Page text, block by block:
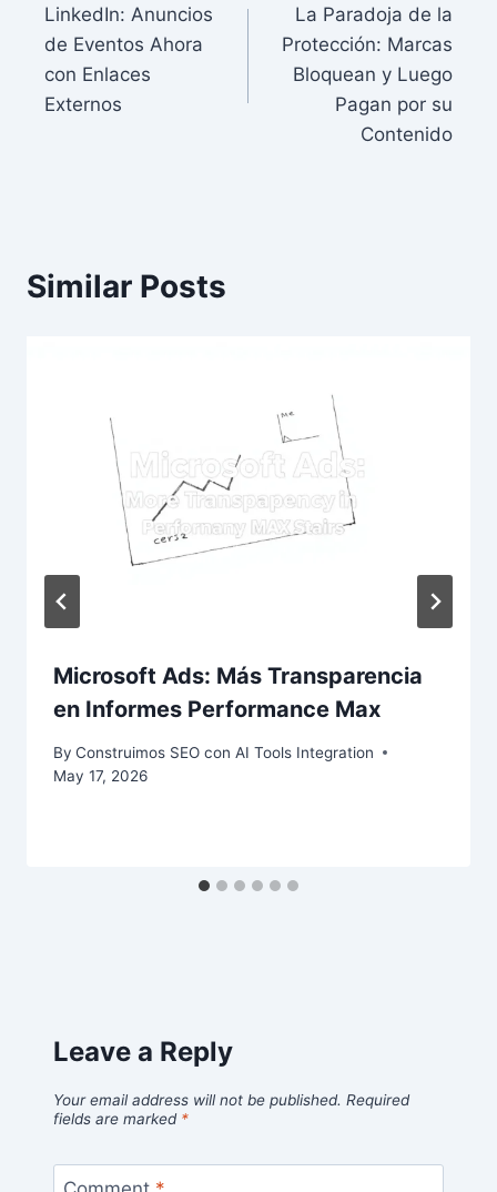
navigation
LinkedIn: Anuncios
de Eventos Ahora
con Enlaces
Externos
La Paradoja de la
Protección: Marcas
Bloquean y Luego
Pagan por su
Contenido
Similar Posts
Microsoft Ads: Más Transparencia
en Informes Performance Max
By Construimos SEO con AI Tools Integration
May 17, 2026
Leave a Reply
Your email address will not be published. Required
fields are marked *